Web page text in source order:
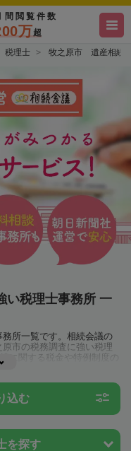
間閲覧件数
万超
理士 牧之原市 遺産相続
い税理士事務所 一
所一覧です。相続会議の
原市の税務調査に強い税理
に関する税金や特例制度の
う。
込む
を探す